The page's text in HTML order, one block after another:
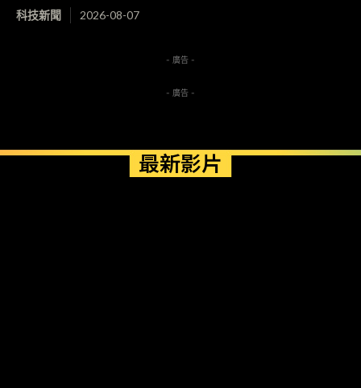
科技新聞 2026-08-07
- 廣告 -
- 廣告 -
最新影片